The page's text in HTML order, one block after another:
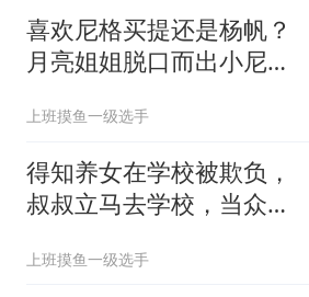
喜欢尼格买提还是杨帆？
月亮姐姐脱口而出小尼，
上班摸鱼一级选手
得知养女在学校被欺负，
叔叔立马去学校，当众给
上班摸鱼一级选手